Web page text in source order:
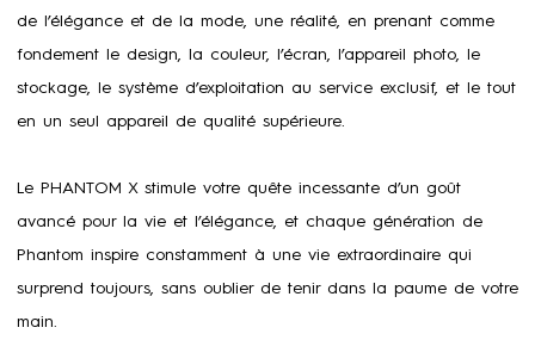
de l’élégance et de la mode, une réalité, en prenant comme
fondement le design, la couleur, l’écran, l’appareil photo, le
stockage, le système d’exploitation au service exclusif, et le tout
en un seul appareil de qualité supérieure.
Le PHANTOM X stimule votre quête incessante d’un goût
avancé pour la vie et l’élégance, et chaque génération de
Phantom inspire constamment à une vie extraordinaire qui
surprend toujours, sans oublier de tenir dans la paume de votre
main.